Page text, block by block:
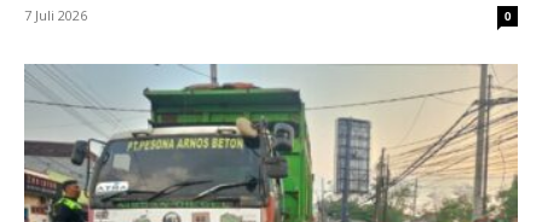
7 Juli 2026 0